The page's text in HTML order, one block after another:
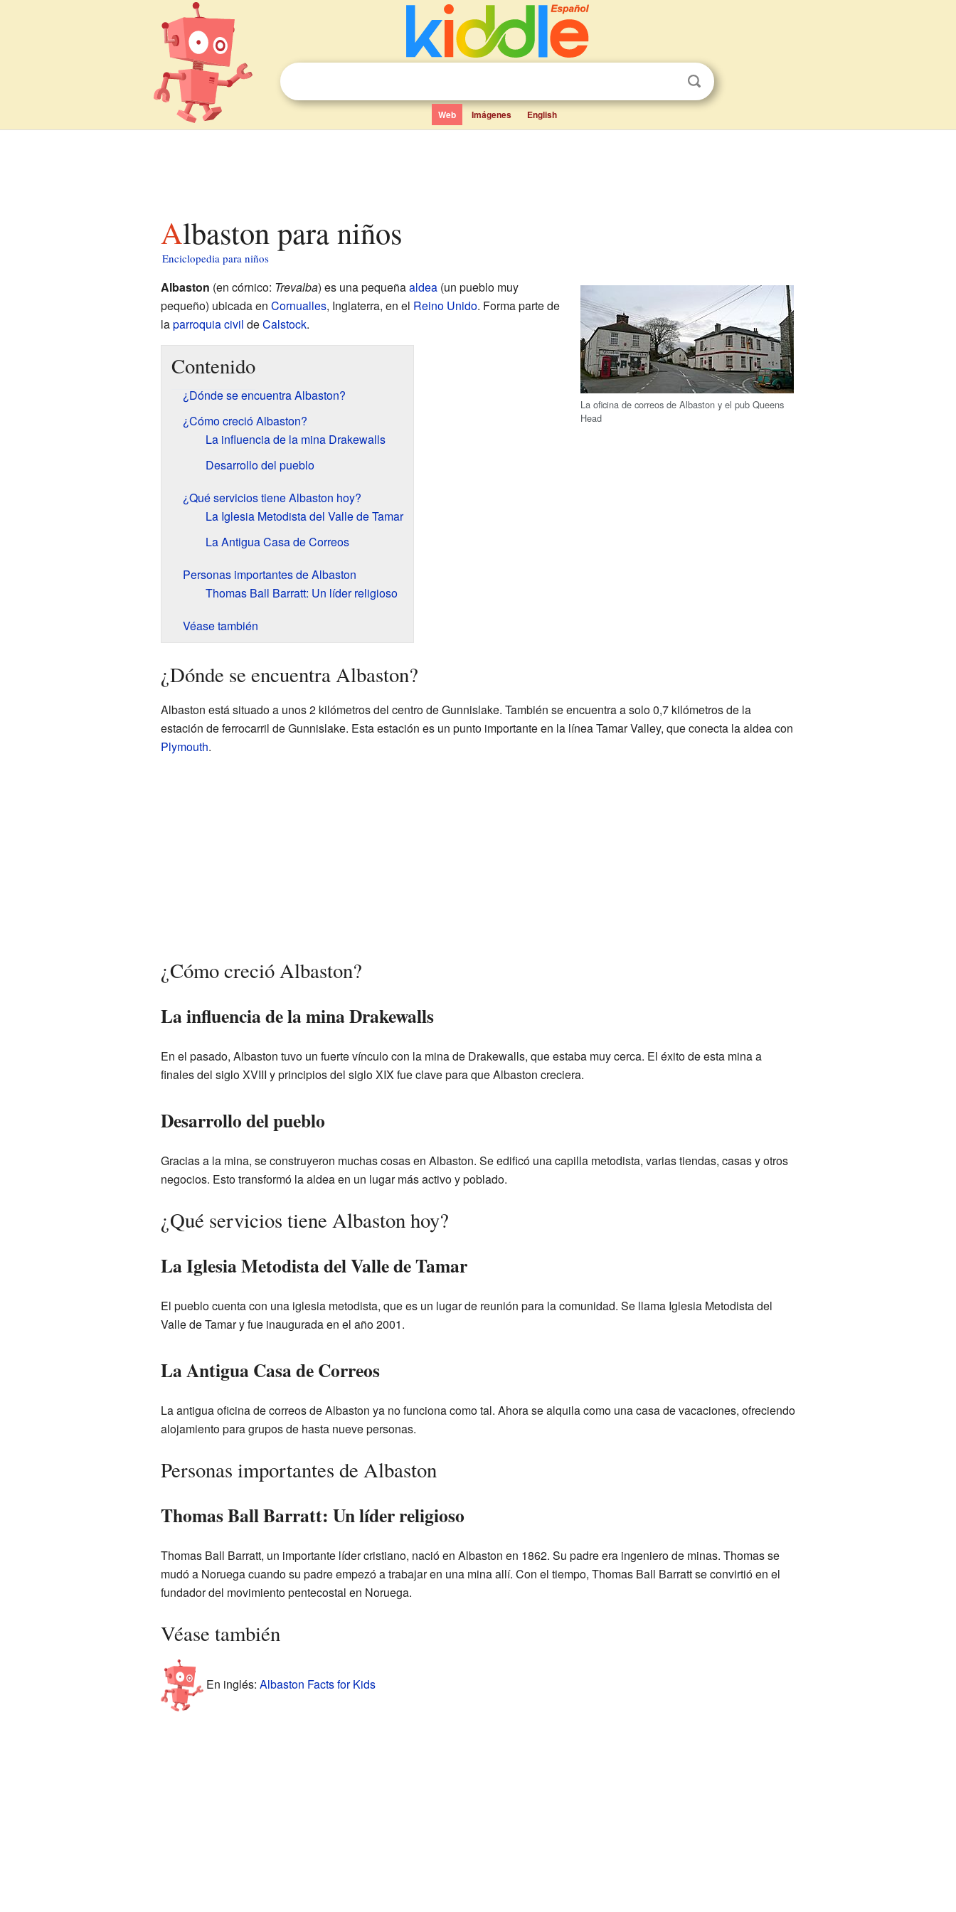
Web Imágenes English
Albaston para niños
Enciclopedia para niños
La oficina de correos de Albaston y el pub Queens
Head
Albaston (en córnico: Trevalba) es una pequeñaaldea(un pueblo muy
pequeño) ubicada en Cornualles, Inglaterra, en el Reino Unido. Forma parte de
laparroquia civil deCalstock.
Contenido
¿Dónde se encuentra Albaston?
¿Cómo creció Albaston?
La influencia de la mina Drakewalls
Desarrollo del pueblo
¿Qué servicios tiene Albaston hoy?
La Iglesia Metodista del Valle de Tamar
La Antigua Casa de Correos
Personas importantes de Albaston
Thomas Ball Barratt: Un líder religioso
Véase también
¿Dónde se encuentra Albaston?
Albaston está situado a unos 2 kilómetros del centro de Gunnislake. También se encuentra a solo 0,7 kilómetros de la
estación de ferrocarril de Gunnislake. Esta estación es un punto importante en la línea Tamar Valley, que conecta la aldea con
Plymouth.
¿Cómo creció Albaston?
La influencia de la mina Drakewalls
En el pasado, Albaston tuvo un fuerte vínculo con la mina de Drakewalls, que estaba muy cerca. El éxito de esta mina a
finales del siglo XVIII y principios del siglo XIX fue clave para que Albaston creciera.
Desarrollo del pueblo
Gracias a la mina, se construyeron muchas cosas en Albaston. Se edificó una capilla metodista, varias tiendas, casas y otros
negocios. Esto transformó la aldea en un lugar más activo y poblado.
¿Qué servicios tiene Albaston hoy?
La Iglesia Metodista del Valle de Tamar
El pueblo cuenta con una iglesia metodista, que es un lugar de reunión para la comunidad. Se llama Iglesia Metodista del
Valle de Tamar y fue inaugurada en el año 2001.
La Antigua Casa de Correos
La antigua oficina de correos de Albaston ya no funciona como tal. Ahora se alquila como una casa de vacaciones, ofreciendo
alojamiento para grupos de hasta nueve personas.
Personas importantes de Albaston
Thomas Ball Barratt: Un líder religioso
Thomas Ball Barratt, un importante líder cristiano, nació en Albaston en 1862. Su padre era ingeniero de minas. Thomas se
mudó a Noruega cuando su padre empezó a trabajar en una mina allí. Con el tiempo, Thomas Ball Barratt se convirtió en el
fundador del movimiento pentecostal en Noruega.
Véase también
En inglés: Albaston Facts for Kids